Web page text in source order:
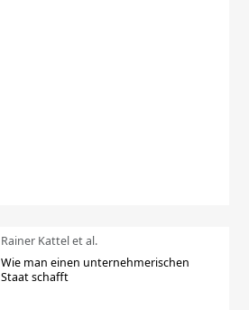
Rainer Kattel et al.
Wie man einen unternehmerischen
Staat schafft